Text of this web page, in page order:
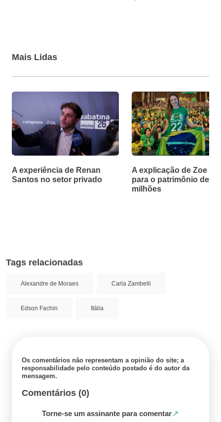
Mais Lidas
A experiência de Renan
Santos no setor privado
A explicação de Zoe
para o patrimônio de
milhões
Tags relacionadas
Alexandre de Moraes Carla Zambelli
Edson Fachin Itália
Os comentários não representam a opinião do site; a
responsabilidade pelo conteúdo postado é do autor da
mensagem.
Comentários (0)
Torne-se um assinante para comentar